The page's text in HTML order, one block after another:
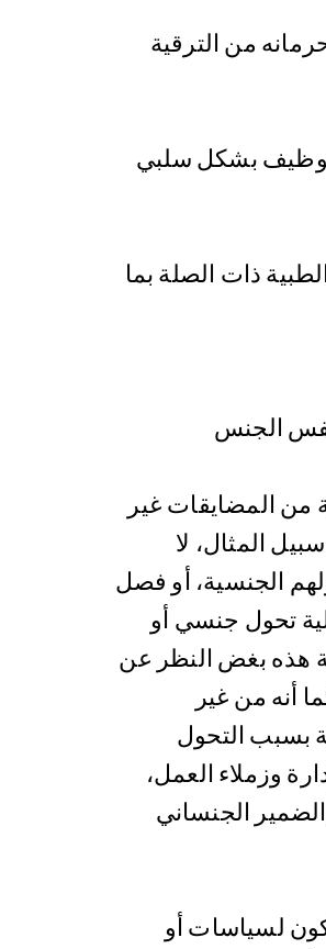
من الترقية
بشكل سلبي
ذات الصلة بما
الجنس
من المضايقات غير
المثال، لا
الجنسية، أو فصل
تحول جنسي أو
هذه بغض النظر عن
أنه من غير
بسبب التحول
وزملاء العمل،
الجنساني
لسياسات أو